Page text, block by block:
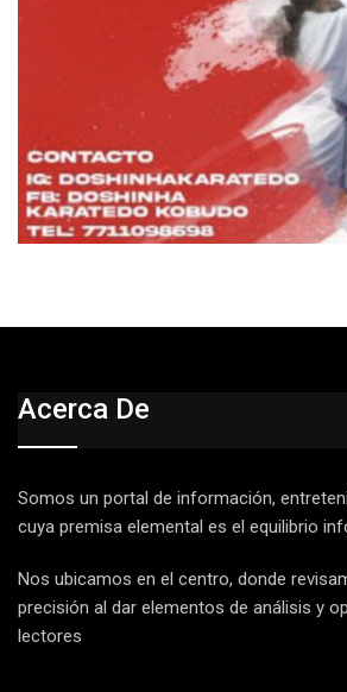
Acerca De
Somos un portal de información,
cuya premisa elemental es el equilibrio
Nos ubicamos en el centro, donde
precisión al dar elementos de análisis y
lectores